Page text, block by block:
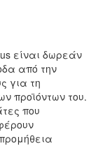
είναι δωρεάν
από την
για τη
προϊόντων του.
που